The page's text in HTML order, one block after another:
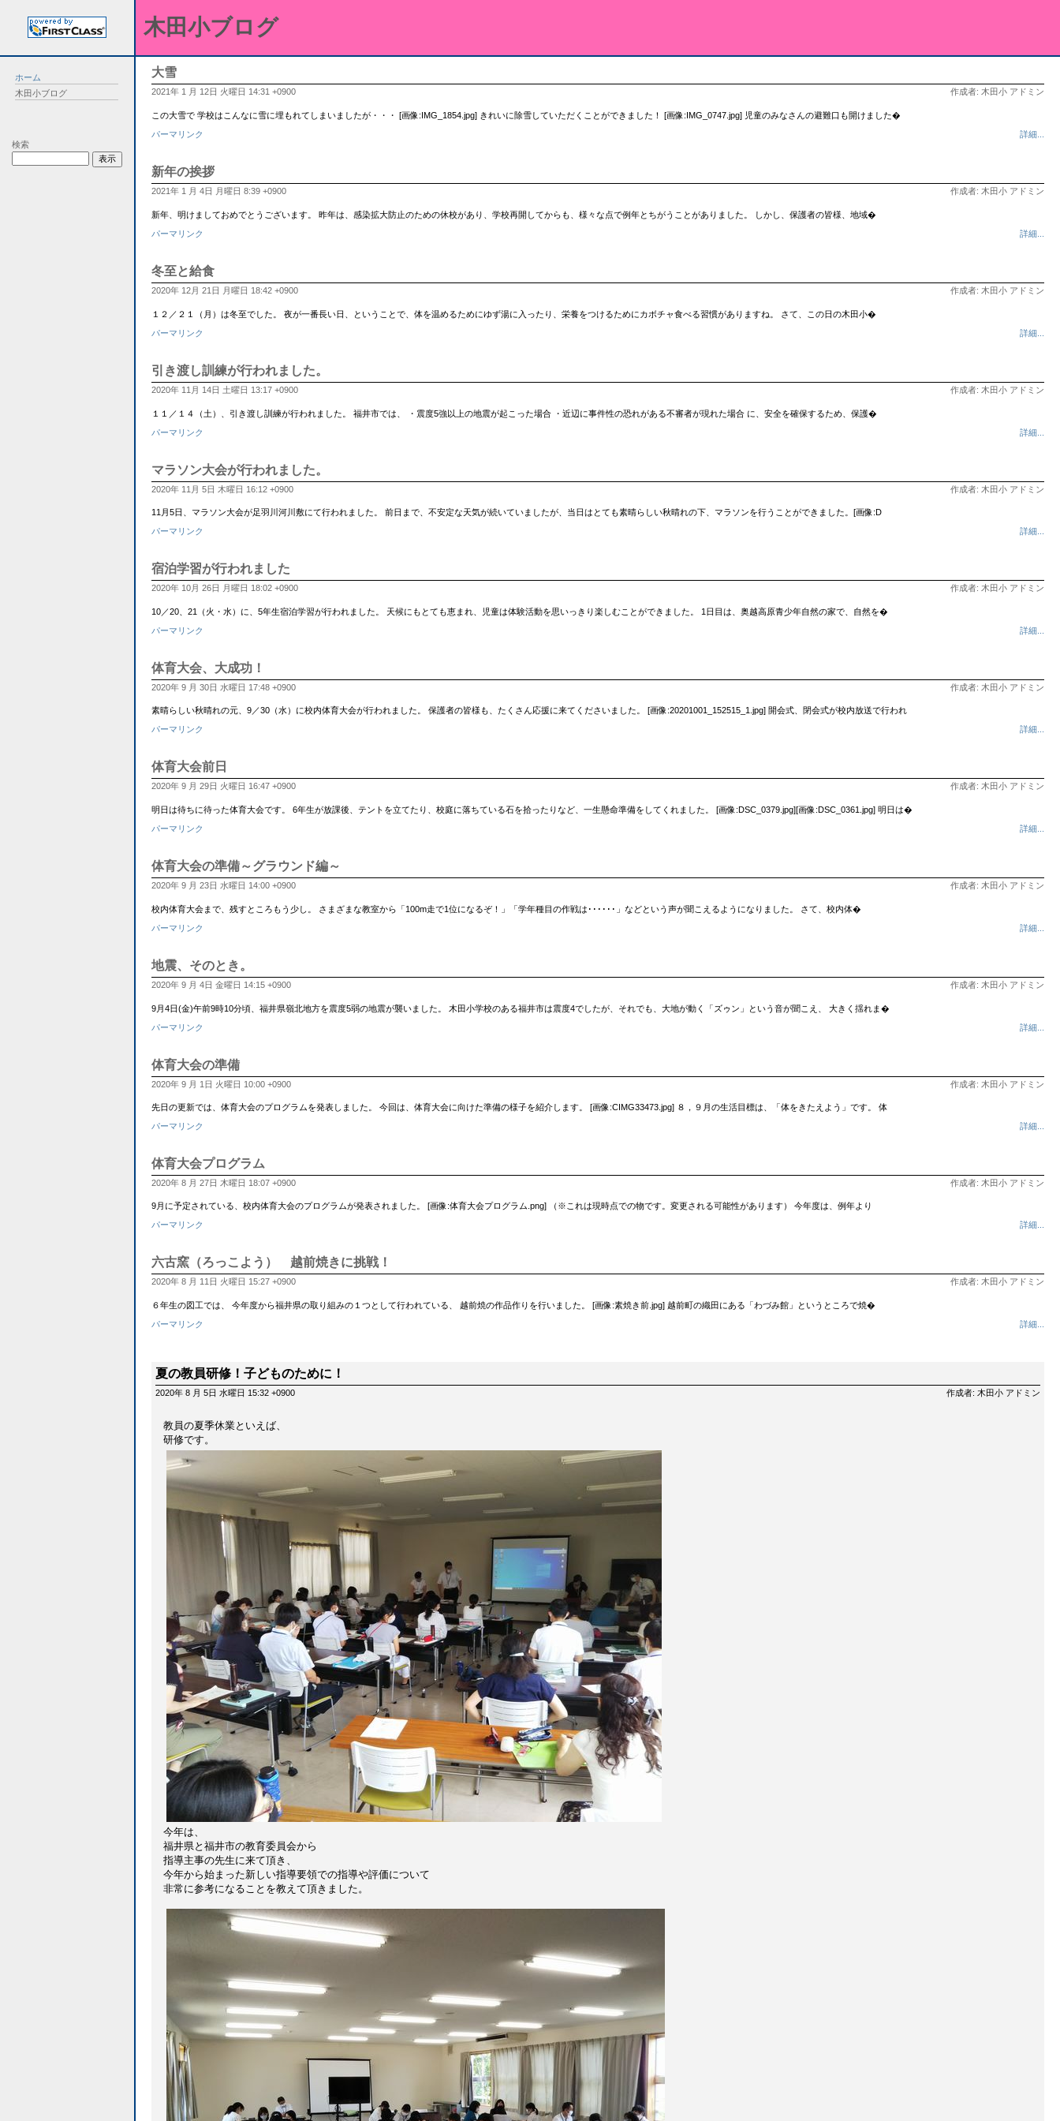
ホーム
木田小ブログ
検索
木田小ブログ
大雪
2021年 1 月 12日 火曜日 14:31 +0900 作成者: 木田小 アドミン
この大雪で 学校はこんなに雪に埋もれてしまいましたが・・・ [画像:IMG_1854.jpg] きれいに除雪していただくことができました！ [画像:IMG_0747.jpg] 児童のみなさんの避難口も開けました�
パーマリンク
詳細...
新年の挨拶
2021年 1 月 4日 月曜日 8:39 +0900 作成者: 木田小 アドミン
新年、明けましておめでとうございます。 昨年は、感染拡大防止のための休校があり、学校再開してからも、様々な点で例年とちがうことがありました。 しかし、保護者の皆様、地域�
パーマリンク
詳細...
冬至と給食
2020年 12月 21日 月曜日 18:42 +0900 作成者: 木田小 アドミン
１２／２１（月）は冬至でした。 夜が一番長い日、ということで、体を温めるためにゆず湯に入ったり、栄養をつけるためにカボチャ食べる習慣がありますね。 さて、この日の木田小�
パーマリンク
詳細...
引き渡し訓練が行われました。
2020年 11月 14日 土曜日 13:17 +0900 作成者: 木田小 アドミン
１１／１４（土）、引き渡し訓練が行われました。 福井市では、 ・震度5強以上の地震が起こった場合 ・近辺に事件性の恐れがある不審者が現れた場合 に、安全を確保するため、保護�
パーマリンク
詳細...
マラソン大会が行われました。
2020年 11月 5日 木曜日 16:12 +0900 作成者: 木田小 アドミン
11月5日、マラソン大会が足羽川河川敷にて行われました。 前日まで、不安定な天気が続いていましたが、当日はとても素晴らしい秋晴れの下、マラソンを行うことができました。[画像:D
パーマリンク
詳細...
宿泊学習が行われました
2020年 10月 26日 月曜日 18:02 +0900 作成者: 木田小 アドミン
10／20、21（火・水）に、5年生宿泊学習が行われました。 天候にもとても恵まれ、児童は体験活動を思いっきり楽しむことができました。 1日目は、奥越高原青少年自然の家で、自然を�
パーマリンク
詳細...
体育大会、大成功！
2020年 9 月 30日 水曜日 17:48 +0900 作成者: 木田小 アドミン
素晴らしい秋晴れの元、9／30（水）に校内体育大会が行われました。 保護者の皆様も、たくさん応援に来てくださいました。 [画像:20201001_152515_1.jpg] 開会式、閉会式が校内放送で行われ
パーマリンク
詳細...
体育大会前日
2020年 9 月 29日 火曜日 16:47 +0900 作成者: 木田小 アドミン
明日は待ちに待った体育大会です。 6年生が放課後、テントを立てたり、校庭に落ちている石を拾ったりなど、一生懸命準備をしてくれました。 [画像:DSC_0379.jpg][画像:DSC_0361.jpg] 明日は�
パーマリンク
詳細...
体育大会の準備～グラウンド編～
2020年 9 月 23日 水曜日 14:00 +0900 作成者: 木田小 アドミン
校内体育大会まで、残すところもう少し。 さまざまな教室から「100m走で1位になるぞ！」「学年種目の作戦は･･････」などという声が聞こえるようになりました。 さて、校内体�
パーマリンク
詳細...
地震、そのとき。
2020年 9 月 4日 金曜日 14:15 +0900 作成者: 木田小 アドミン
9月4日(金)午前9時10分頃、福井県嶺北地方を震度5弱の地震が襲いました。 木田小学校のある福井市は震度4でしたが、それでも、大地が動く「ズゥン」という音が聞こえ、 大きく揺れま�
パーマリンク
詳細...
体育大会の準備
2020年 9 月 1日 火曜日 10:00 +0900 作成者: 木田小 アドミン
先日の更新では、体育大会のプログラムを発表しました。 今回は、体育大会に向けた準備の様子を紹介します。 [画像:CIMG33473.jpg] ８，９月の生活目標は、「体をきたえよう」です。 体
パーマリンク
詳細...
体育大会プログラム
2020年 8 月 27日 木曜日 18:07 +0900 作成者: 木田小 アドミン
9月に予定されている、校内体育大会のプログラムが発表されました。 [画像:体育大会プログラム.png] （※これは現時点での物です。変更される可能性があります） 今年度は、例年より
パーマリンク
詳細...
六古窯（ろっこよう） 越前焼きに挑戦！
2020年 8 月 11日 火曜日 15:27 +0900 作成者: 木田小 アドミン
６年生の図工では、 今年度から福井県の取り組みの１つとして行われている、 越前焼の作品作りを行いました。 [画像:素焼き前.jpg] 越前町の織田にある「わづみ館」というところで焼�
パーマリンク
詳細...
夏の教員研修！子どものために！
2020年 8 月 5日 水曜日 15:32 +0900 作成者: 木田小 アドミン
教員の夏季休業といえば、
研修です。
今年は、
福井県と福井市の教育委員会から
指導主事の先生に来て頂き、
今年から始まった新しい指導要領での指導や評価について
非常に参考になることを教えて頂きました。